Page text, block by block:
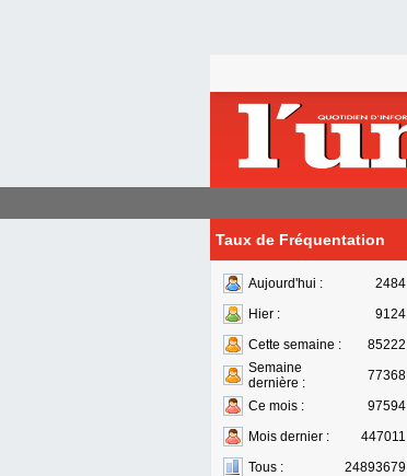
Taux de Fréquentation
Aujourd'hui :
2484
Hier :
9124
Cette semaine :
85222
Semaine
dernière :
77368
Ce mois :
97594
Mois dernier :
447011
Tous :
24893679